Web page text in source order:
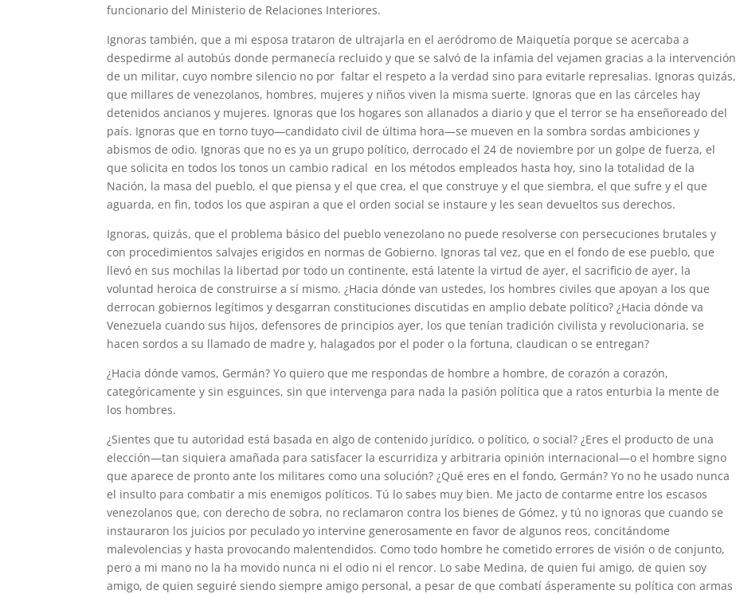
funcionario del Ministerio de Relaciones Interiores.
Ignoras también, que a mi esposa trataron de ultrajarla en el aeródromo de Maiquetía porque se acercaba a
despedirme al autobús donde permanecía recluido y que se salvó de la infamia del vejamen gracias a la intervención
de un militar, cuyo nombre silencio no por faltar el respeto a la verdad sino para evitarle represalias. Ignoras quizás,
que millares de venezolanos, hombres, mujeres y niños viven la misma suerte. Ignoras que en las cárceles hay
detenidos ancianos y mujeres. Ignoras que los hogares son allanados a diario y que el terror se ha enseñoreado del
país. Ignoras que en torno tuyo—candidato civil de última hora—se mueven en la sombra sordas ambiciones y
abismos de odio. Ignoras que no es ya un grupo político, derrocado el 24 de noviembre por un golpe de fuerza, el
que solicita en todos los tonos un cambio radical en los métodos empleados hasta hoy, sino la totalidad de la
Nación, la masa del pueblo, el que piensa y el que crea, el que construye y el que siembra, el que sufre y el que
aguarda, en fin, todos los que aspiran a que el orden social se instaure y les sean devueltos sus derechos.
Ignoras, quizás, que el problema básico del pueblo venezolano no puede resolverse con persecuciones brutales y
con procedimientos salvajes erigidos en normas de Gobierno. Ignoras tal vez, que en el fondo de ese pueblo, que
llevó en sus mochilas la libertad por todo un continente, está latente la virtud de ayer, el sacrificio de ayer, la
voluntad heroica de construirse a sí mismo. ¿Hacia dónde van ustedes, los hombres civiles que apoyan a los que
derrocan gobiernos legítimos y desgarran constituciones discutidas en amplio debate político? ¿Hacia dónde va
Venezuela cuando sus hijos, defensores de principios ayer, los que tenían tradición civilista y revolucionaria, se
hacen sordos a su llamado de madre y, halagados por el poder o la fortuna, claudican o se entregan?
¿Hacia dónde vamos, Germán? Yo quiero que me respondas de hombre a hombre, de corazón a corazón,
categóricamente y sin esguinces, sin que intervenga para nada la pasión política que a ratos enturbia la mente de
los hombres.
¿Sientes que tu autoridad está basada en algo de contenido jurídico, o político, o social? ¿Eres el producto de una
elección—tan siquiera amañada para satisfacer la escurridiza y arbitraria opinión internacional—o el hombre signo
que aparece de pronto ante los militares como una solución? ¿Qué eres en el fondo, Germán? Yo no he usado nunca
el insulto para combatir a mis enemigos políticos. Tú lo sabes muy bien. Me jacto de contarme entre los escasos
venezolanos que, con derecho de sobra, no reclamaron contra los bienes de Gómez, y tú no ignoras que cuando se
instauraron los juicios por peculado yo intervine generosamente en favor de algunos reos, concitándome
malevolencias y hasta provocando malentendidos. Como todo hombre he cometido errores de visión o de conjunto,
pero a mi mano no la ha movido nunca ni el odio ni el rencor. Lo sabe Medina, de quien fui amigo, de quien soy
amigo, de quien seguiré siendo siempre amigo personal, a pesar de que combatí ásperamente su política con armas